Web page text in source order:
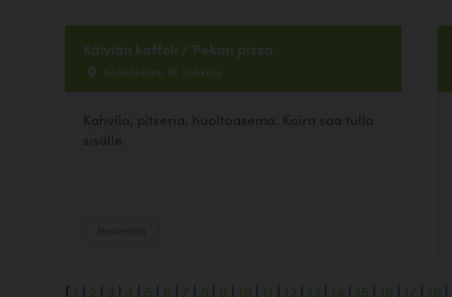
Kälviän kaffeli / Pekan pizza
Kälviänkatu 16, Kokkola
Kahvila, pitseria, huoltoasema. Koira saa tulla
sisälle.
[ 1 2 3 4 5 6 7 8 9 10 11 12 13 14 15 16 17 18